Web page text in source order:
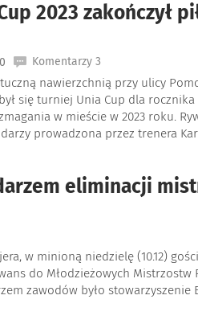
2023 zakończył
Komentarzy 3
nawierzchnią przy ulicy
się turniej Unia Cup dla rocznika
w mieście w 2023 roku.
prowadzona przez trenera
eliminacji
w minioną niedzielę (10.12)
do Młodzieżowych
zawodów było stowarzyszenie